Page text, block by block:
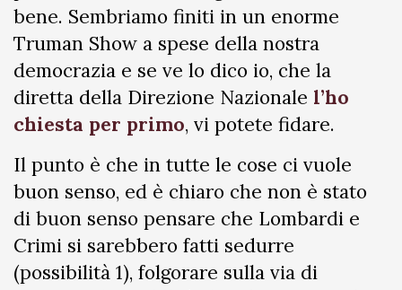
bene. Sembriamo finiti in un enorme
Truman Show a spese della nostra
democrazia e se ve lo dico io, che la
diretta della Direzione Nazionale l’ho
chiesta per primo, vi potete fidare.
Il punto è che in tutte le cose ci vuole
buon senso, ed è chiaro che non è stato
di buon senso pensare che Lombardi e
Crimi si sarebbero fatti sedurre
(possibilità 1), folgorare sulla via di